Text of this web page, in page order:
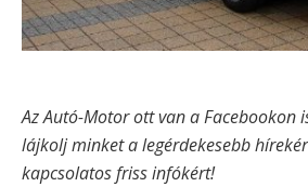
Az Autó-Motor ott van a Facebookon
lájkolj minket a legérdekesebb
kapcsolatos friss infókért!